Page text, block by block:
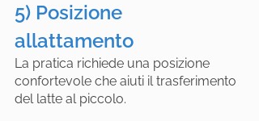
5) Posizione
allattamento
La pratica richiede una posizione
confortevole che aiuti il trasferimento
del latte al piccolo.